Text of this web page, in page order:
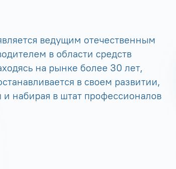
ведущим отечественным
в области средств
на рынке более 30 лет,
в своем развитии,
и набирая в штат профессионалов